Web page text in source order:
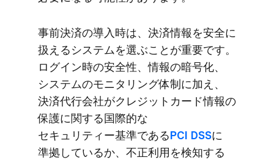
事前決済の​導入時は、​決済情報を​安全に​
扱える​システムを​選ぶことが​重要です。​​​
ログイン時の​​​安全性、​​情報の​​​暗号化、​​​
システムの​​​モニタリング体制に​加え、​
決済代行会社が​クレジットカード情報の​
保護に​関する​国際的な​
セキュリティー基準である​PCI DSSに​
準拠しているか、​不正利用を​検知する​